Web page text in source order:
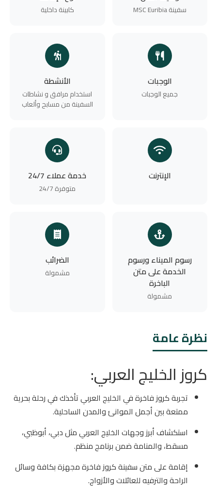
سفينة MSC Euribia كابينة داخلية
الوجبات
جميع الوجبات
الأنشطة
استخدام مرافق و نشاطات
السفينة من مسابح وألعاب
الإنترنت خدمة عملاء 24/7
متوفرة 24/7
رسوم الميناء ورسوم
الخدمة على متن
الباخرة
مشمولة
الضرائب
مشمولة
نظرة عامة
كروز الخليج العربي:
تجربة كروز فاخرة في الخليج العربي تأخذك في رحلة بحرية
ممتعة بين أجمل الموانئ والمدن الساحلية.
استكشاف أبرز وجهات الخليج العربي مثل دبي، أبوظبي،
مسقط، والمنامة ضمن برنامج منظم.
إقامة على متن سفينة كروز فاخرة مجهزة بكافة وسائل
الراحة والترفيه للعائلات والأزواج.